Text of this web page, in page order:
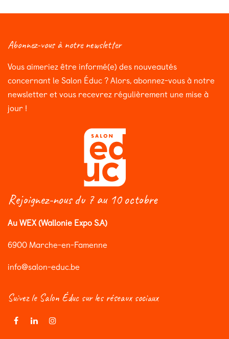
Abonnez-vous à notre newsletter
Vous aimeriez être informé(e) des nouveautés
concernant le Salon Éduc ? Alors, abonnez-vous à notre
newsletter et vous recevrez régulièrement une mise à
jour !
Rejoignez-nous du 7 au 10 octobre
Au WEX (Wallonie Expo S.A)
6900 Marche-en-Famenne
info@salon-educ.be
Suivez le Salon Éduc sur les réseaux sociaux